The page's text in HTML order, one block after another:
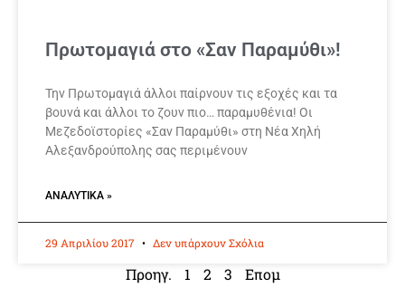
Πρωτομαγιά στο «Σαν Παραμύθι»!
Την Πρωτομαγιά άλλοι παίρνουν τις εξοχές και τα
βουνά και άλλοι το ζουν πιο… παραμυθένια! Οι
Μεζεδοϊστορίες «Σαν Παραμύθι» στη Νέα Χηλή
Αλεξανδρούπολης σας περιμένουν
ΑΝΑΛΥΤΙΚΆ »
29 Απριλίου 2017 Δεν υπάρχουν Σχόλια
Προηγ. 1 2 3 Επομ